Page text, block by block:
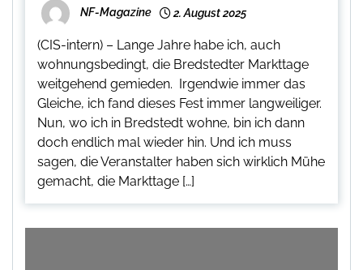
NF-Magazine 2. August 2025
(CIS-intern) – Lange Jahre habe ich, auch
wohnungsbedingt, die Bredstedter Markttage
weitgehend gemieden. Irgendwie immer das
Gleiche, ich fand dieses Fest immer langweiliger.
Nun, wo ich in Bredstedt wohne, bin ich dann
doch endlich mal wieder hin. Und ich muss
sagen, die Veranstalter haben sich wirklich Mühe
gemacht, die Markttage […]